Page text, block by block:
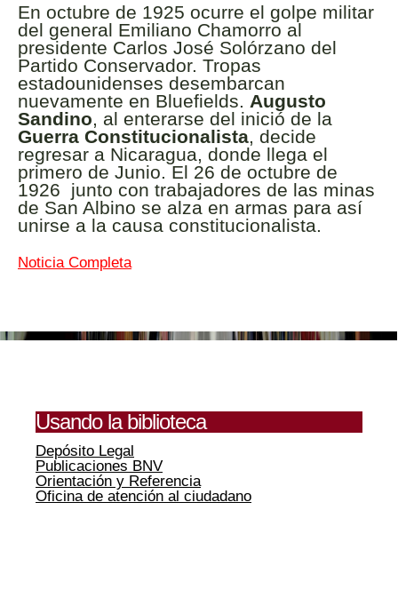
En octubre de 1925 ocurre el golpe militar
del general Emiliano Chamorro al
presidente Carlos José Solórzano del
Partido Conservador. Tropas
estadounidenses desembarcan
nuevamente en Bluefields. Augusto
Sandino , al enterarse del inició de la
Guerra Constitucionalista , decide
regresar a Nicaragua, donde llega el
primero de Junio. El 26 de octubre de
1926 junto con trabajadores de las minas
de San Albino se alza en armas para así
unirse a la causa constitucionalista.
Noticia Completa
Usando la biblioteca
Depósito Legal
Publicaciones BNV
Orientación y Referencia
Oficina de atención al ciudadano